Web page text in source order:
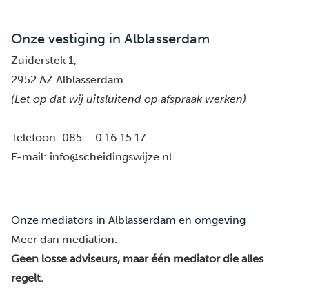
Onze vestiging in Alblasserdam
Zuiderstek 1,
2952 AZ Alblasserdam
(Let op dat wij uitsluitend op afspraak werken)
Telefoon: 085 – 0 16 15 17
E-mail: info@scheidingswijze.nl
Onze mediators in Alblasserdam en omgeving
Meer dan mediation.
Geen losse adviseurs, maar één mediator die alles
regelt.